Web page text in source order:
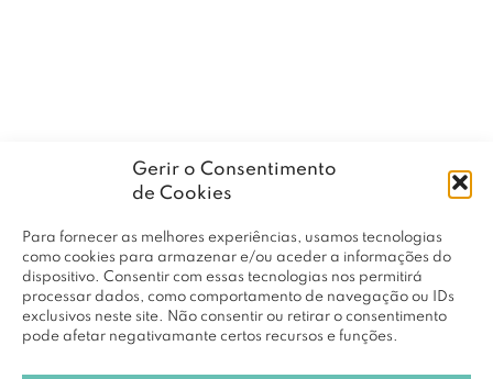
Gerir o Consentimento
de Cookies
Para fornecer as melhores experiências, usamos tecnologias
como cookies para armazenar e/ou aceder a informações do
dispositivo. Consentir com essas tecnologias nos permitirá
processar dados, como comportamento de navegação ou IDs
exclusivos neste site. Não consentir ou retirar o consentimento
pode afetar negativamante certos recursos e funções.